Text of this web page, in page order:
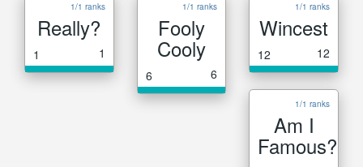
1/1 ranks
Really?
1 1
1/1 ranks
Fooly
Cooly
6 6
1/1 ranks
Wincest
12 12
1/1 ranks
Am I
Famous?